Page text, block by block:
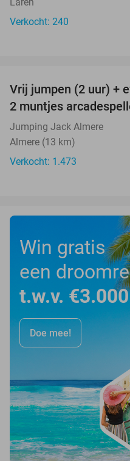
Verkocht: 240
Vrij jumpen (2 uur) +
2 muntjes
Jumping Jack Almere
Almere (13 km)
Verkocht: 1.473
Win gratis
een
t.w.v. €3.000
Doe mee!